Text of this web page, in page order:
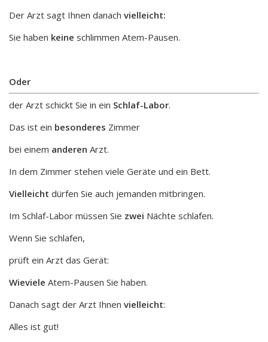
Der Arzt sagt Ihnen danach vielleicht:
Sie haben keine schlimmen Atem-Pausen.
Oder
der Arzt schickt Sie in ein Schlaf-Labor.
Das ist ein besonderes Zimmer
bei einem anderen Arzt.
In dem Zimmer stehen viele Geräte und ein Bett.
Vielleicht dürfen Sie auch jemanden mitbringen.
Im Schlaf-Labor müssen Sie zwei Nächte schlafen.
Wenn Sie schlafen,
prüft ein Arzt das Gerät:
Wieviele Atem-Pausen Sie haben.
Danach sagt der Arzt Ihnen vielleicht:
Alles ist gut!